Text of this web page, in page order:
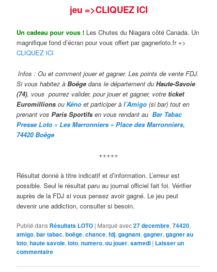
jeu =>CLIQUEZ ICI
Un cadeau pour vous ! Les Chutes du Niagara côté Canada. Un
magnifique fond d’écran pour vous offert par gagnerloto.fr =>
CLIQUEZ ICI
Infos : Ou et comment jouer et gagner. Les points de vente FDJ.
Si vous habitez àBoëge dans le département duHaute-Savoie
(74), vous pourrez valider,pour jouer et gagner, votre ticket
Euromillions ouKéno et participer àl’Amigo (si bar) tout en
prenant vosParis Sportifs en vous rendant au Bar Tabac
Presse Loto « Les Marronniers » Place des Marronniers,
74420 Boëge
+++++
Résultat donné à titre indicatif et d’information. L’erreur est
possible. Seul le résultat paru au journal officiel fait foi. Vérifier
auprès de la FDJ si vous pensez avoir gagné. Le jeu peut
devenir une addiction, consulter si besoin.
Publié dans Résultats LOTO | Marqué avec27 decembre,74420,
amigo,bar tabac,boëge,chance,fdj,gagnant,gagner,gagner au
loto,haute savoie,loto,numero,ou jouer,samedi | Laisser un
commentaire